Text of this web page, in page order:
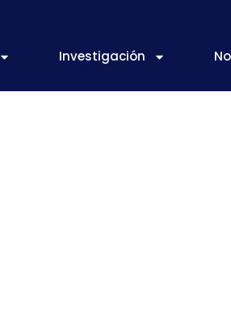
Investigación